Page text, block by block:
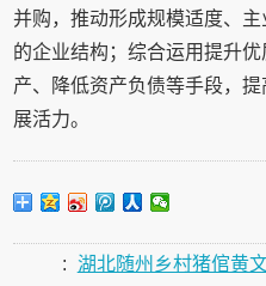
并购，推动形成规模适度、
的企业结构；综合运用提升
产、降低资产负债等手段，
展活力。
: 湖北随州乡村猪倌黄